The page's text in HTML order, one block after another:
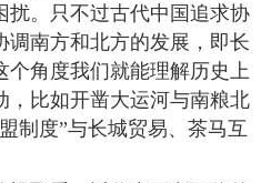
扰。只不过古代中国追求协
调南方和北方的发展，即长
个角度我们就能理解历史上
，比如开凿大运河与南粮北
制度”与长城贸易、茶马互